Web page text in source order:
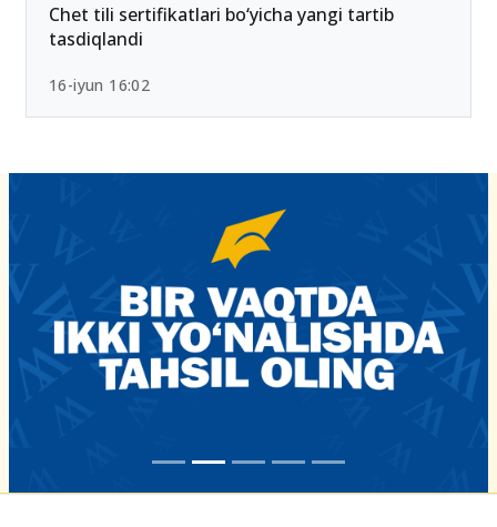
Chet tili sertifikatlari bo‘yicha yangi tartib
tasdiqlandi
16-iyun 16:02